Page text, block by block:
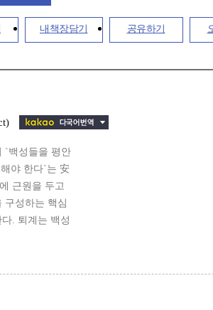
내책장담기 공유하기
`백성들을 평안
야 한다`는 安
근원을 두고
구성하는 핵심
. 퇴계는 백성